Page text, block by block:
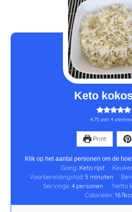
Keto
4.75 van 4
Print
Klik op het aantal personen om de
Gang: Keto rijst
Voorbereidingstijd: 5
minuten
minuten
Servings: 4 personen Netto
Calorieën: 167